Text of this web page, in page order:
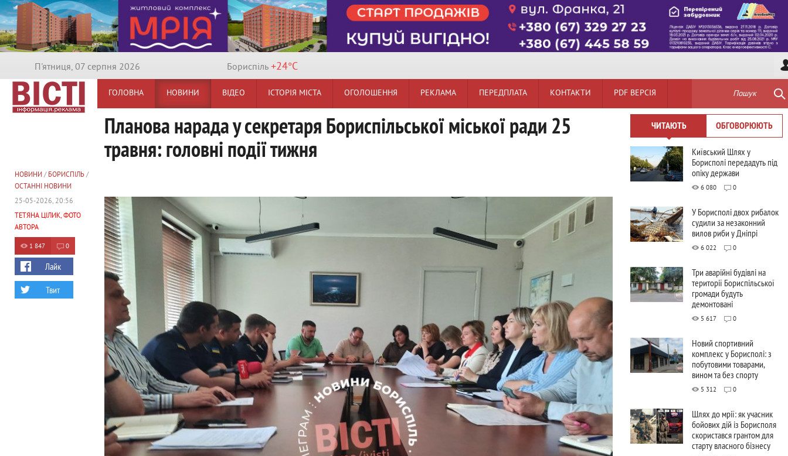
П'ятниця, 07 серпня 2026 Бориспiль +24°C
ГОЛОВНА НОВИНИ ВІДЕО ІСТОРІЯ МІСТА ОГОЛОШЕННЯ РЕКЛАМА ПЕРЕДПЛАТА КОНТАКТИ PDF ВЕРСІЯ Пошук
Планова нарада у секретаря Бориспільської міської ради 25
травня: головні події тижня
НОВИНИ/ БОРИСПІЛЬ/
ОСТАННІ НОВИНИ
25-05-2026, 20:56
ТЕТЯНА ЦІЛИК, ФОТО
АВТОРА
1 847 0
Лайк
Твит
ЧИТАЮТЬ ОБГОВОРЮЮТЬ
Київський Шлях у
Борисполі передадуть під
опіку держави
6 080 0
У Борисполі двох рибалок
судили за незаконний
вилов риби у Дніпрі
6 022 0
Три аварійні будівлі на
території Бориспільської
громади будуть
демонтовані
5 617 0
Новий спортивний
комплекс у Борисполі: з
побутовими товарами,
вином та без спорту
5 312 0
Шлях до мрії: як учасник
бойових дій із Борисполя
скористався грантом для
старту власного бізнесу